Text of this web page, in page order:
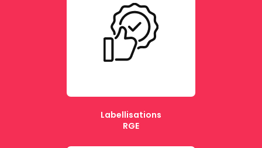
Labellisations
RGE